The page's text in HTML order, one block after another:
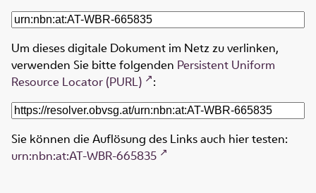
Um dieses digitale Dokument im Netz zu verlinken,
verwenden Sie bitte folgenden Persistent Uniform
Resource Locator (PURL)
:
Sie können die Auflösung des Links auch hier testen:
urn:nbn:at:AT-WBR-665835